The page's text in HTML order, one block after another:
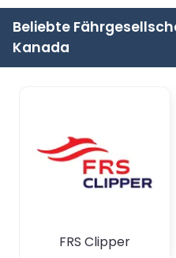
Beliebte
Kanada
FRS Clipper